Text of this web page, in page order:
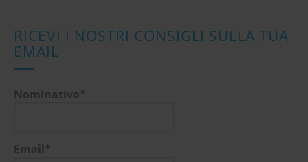
RICEVI I NOSTRI CONSIGLI SULLA TUA
EMAIL
Nominativo*
Email*